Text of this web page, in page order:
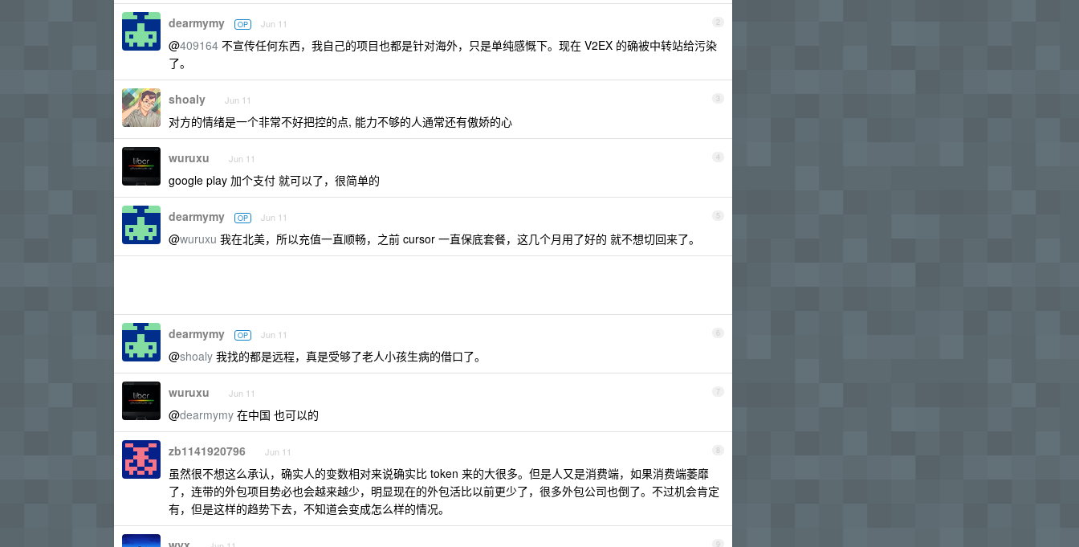
2
dearmymy OP Jun 11
@409164 不宣传任何东西，我自己的项目也都是针对海外，只是单纯感慨下。现在 V2EX 的确被中转站给污染
了。
3
shoaly Jun 11
对方的情绪是一个非常不好把控的点, 能力不够的人通常还有傲娇的心
4
wuruxu Jun 11
google play 加个支付 就可以了，很简单的
5
dearmymy OP Jun 11
@wuruxu 我在北美，所以充值一直顺畅，之前 cursor 一直保底套餐，这几个月用了好的 就不想切回来了。
6
dearmymy OP Jun 11
@shoaly 我找的都是远程，真是受够了老人小孩生病的借口了。
7
wuruxu Jun 11
@dearmymy 在中国 也可以的
8
zb1141920796 Jun 11
虽然很不想这么承认，确实人的变数相对来说确实比 token 来的大很多。但是人又是消费端，如果消费端萎靡
了，连带的外包项目势必也会越来越少，明显现在的外包活比以前更少了，很多外包公司也倒了。不过机会肯定
有，但是这样的趋势下去，不知道会变成怎么样的情况。
9